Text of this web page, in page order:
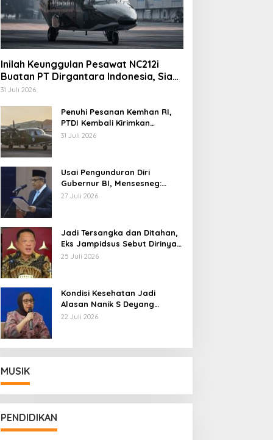
Inilah Keunggulan Pesawat NC212i
Buatan PT Dirgantara Indonesia, Siap
Dukung Berbagai Operasi TNI
31 Juli 2026
Penuhi Pesanan Kemhan RI,
PTDI Kembali Kirimkan
Pesawat NC212i ke Pangkalan
31 Juli 2026
Usai Pengunduran Diri
Gubernur BI, Mensesneg:
Segera Terbit Keppres
27 Juli 2026
Jadi Tersangka dan Ditahan,
Eks Jampidsus Sebut Dirinya
Korban Kriminalisasi
25 Juli 2026
Kondisi Kesehatan Jadi
Alasan Nanik S Deyang
Mundur dari BGN, Prabowo
22 Juli 2026
MUSIK
PENDIDIKAN